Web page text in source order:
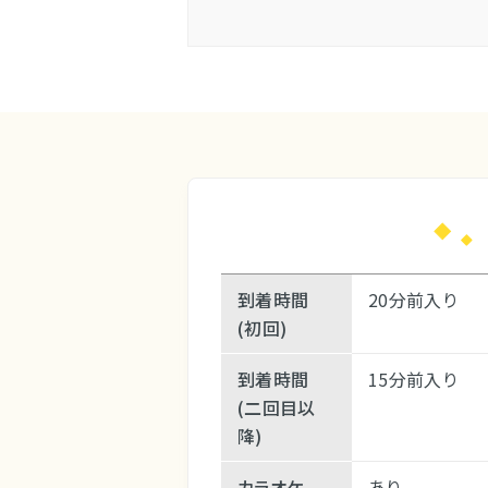
到着時間
(初回)
20分前入り
到着時間
(二回目以
降)
15分前入り